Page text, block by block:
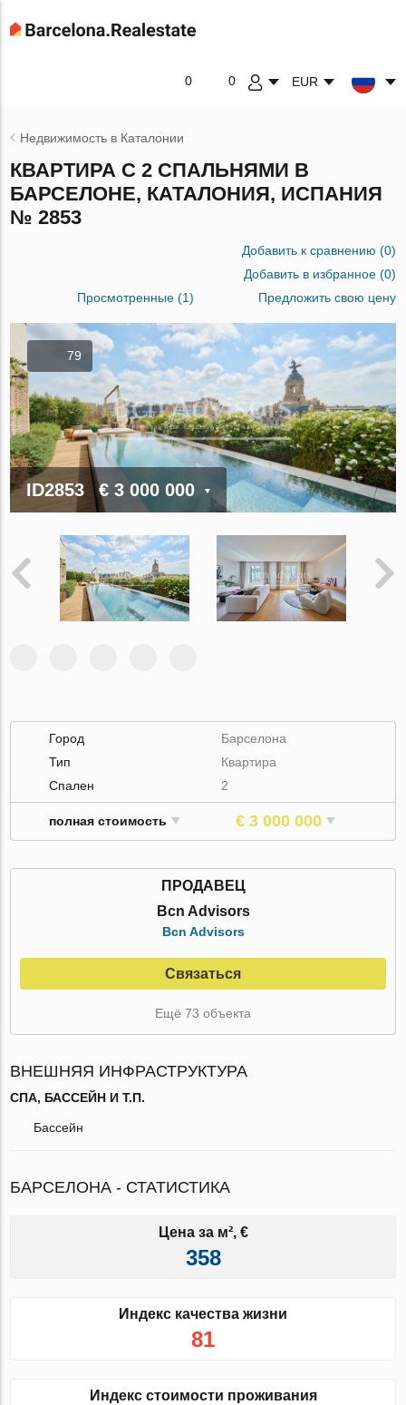
0 0 EUR
Недвижимость в Каталонии
КВАРТИРА С 2 СПАЛЬНЯМИ В
БАРСЕЛОНЕ, КАТАЛОНИЯ, ИСПАНИЯ
№ 2853
Добавить к сравнению (0)
Добавить в избранное(0)
Просмотренные (1)
Предложить свою цену
79
ID2853 € 3 000 000
Город
Барселона
Тип
Квартира
Спален
2
полная стоимость € 3 000 000
ПРОДАВЕЦ
Bcn Advisors
Bcn Advisors
Связаться
Ещё 73 объекта
ВНЕШНЯЯ ИНФРАСТРУКТУРА
СПА, БАССЕЙН И Т.П.
Бассейн
БАРСЕЛОНА - СТАТИСТИКА
Цена за м², €
358
Индекс качества жизни
81
Индекс стоимости проживания